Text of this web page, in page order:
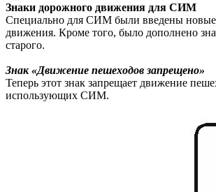
Знаки дорожного движения для СИМ
Специально для СИМ были введены новые
движения. Кроме того, было дополнено
старого.
Знак «Движение пешеходов запрещено»
Теперь этот знак запрещает движение
использующих СИМ.